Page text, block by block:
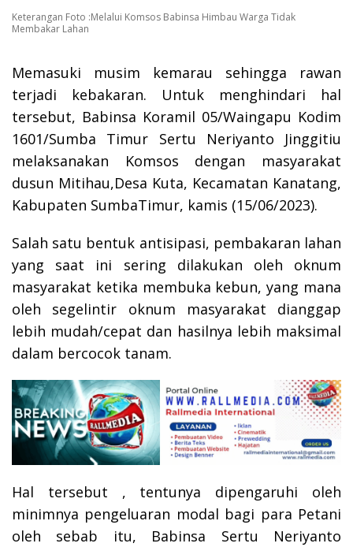
Keterangan Foto :Melalui Komsos Babinsa Himbau Warga Tidak
Membakar Lahan
Memasuki musim kemarau sehingga rawan
terjadi kebakaran. Untuk menghindari hal
tersebut, Babinsa Koramil 05/Waingapu Kodim
1601/Sumba Timur Sertu Neriyanto Jinggitiu
melaksanakan Komsos dengan masyarakat
dusun Mitihau,Desa Kuta, Kecamatan Kanatang,
Kabupaten SumbaTimur, kamis (15/06/2023).
Salah satu bentuk antisipasi, pembakaran lahan
yang saat ini sering dilakukan oleh oknum
masyarakat ketika membuka kebun, yang mana
oleh segelintir oknum masyarakat dianggap
lebih mudah/cepat dan hasilnya lebih maksimal
dalam bercocok tanam.
Hal tersebut , tentunya dipengaruhi oleh
minimnya pengeluaran modal bagi para Petani
oleh sebab itu, Babinsa Sertu Neriyanto